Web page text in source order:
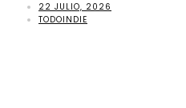
22 JULIO, 2026
TODOINDIE